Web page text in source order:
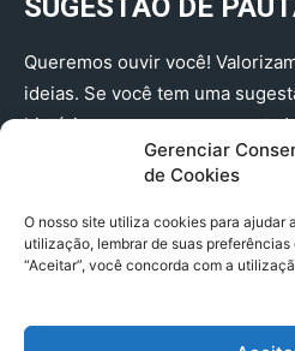
Gerenciar
de Cookies
O nosso site utiliza cookies para ajudar
utilização, lembrar de suas
“Aceitar”, você concorda com a
SUGESTÃO DE
Queremos ouvir você!
ideias. Se você tem uma
história que merece ser
(91) 98224 - 3111